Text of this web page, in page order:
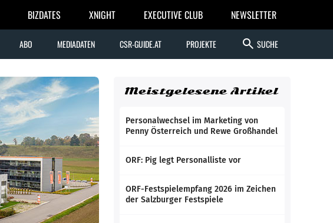
BIZDATES XNIGHT EXECUTIVE CLUB NEWSLETTER
ABO MEDIADATEN CSR-GUIDE.AT PROJEKTE search SUCHE
Meistgelesene Artikel
Personalwechsel im Marketing von
Penny Österreich und Rewe Großhandel
ORF: Pig legt Personalliste vor
ORF-Festspielempfang 2026 im Zeichen
der Salzburger Festspiele